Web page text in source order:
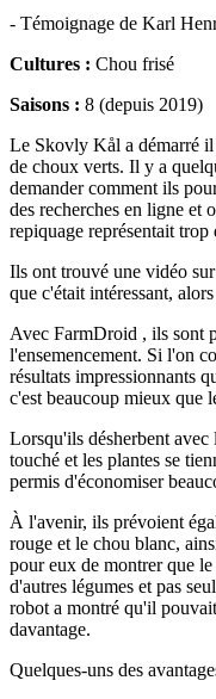
- Témoignage de Karl
Cultures : Chou frisé
Saisons : 8 (depuis 2019)
Le Skovly Kål a démarré il
de choux verts. Il y a
demander comment ils
des recherches en ligne et
repiquage représentait trop
Ils ont trouvé une vidéo
que c'était intéressant,
Avec FarmDroid , ils sont
l'ensemencement. Si l'on
résultats impressionnants
c'est beaucoup mieux que
Lorsqu'ils désherbent
touché et les plantes se
permis d'économiser
À l'avenir, ils prévoient
rouge et le chou blanc,
pour eux de montrer que
d'autres légumes et pas
robot a montré qu'il
davantage.
Quelques-uns des